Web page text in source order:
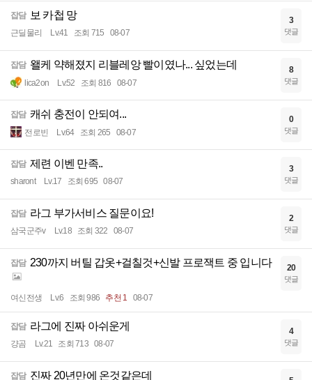
잡담 보 카첩 망
근딜물리 Lv.41 조회 715 08-07
3
댓글
잡담 왤케 약해졌지 리블레앙 빨이였나... 싶었는데
lica2on Lv.52 조회 816 08-07
8
댓글
잡담 캐쉬 충전이 안되여...
전로빈 Lv.64 조회 265 08-07
0
댓글
잡담 제련 이벤 만족..
sharont Lv.17 조회 695 08-07
3
댓글
잡담 라그 부가서비스 질문이요!
삼국군주v Lv.18 조회 322 08-07
2
댓글
잡담 230까지 버틸 갑옷+걸칠것+신발 프로잭트 중 입니다
여신전생 Lv.6 조회 986 추천 1 08-07
20
댓글
잡담 라그에 진짜 아쉬운게
걍곰 Lv.21 조회 713 08-07
4
댓글
잡담 진짜 20년만에 온것같은데